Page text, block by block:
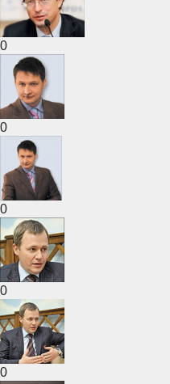
0
0
0
0
0